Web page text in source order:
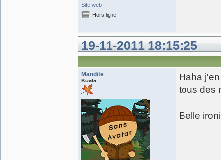
Site web
Hors ligne
19-11-2011 18:15:25
Mandite
Koala
Haha
tous des
Belle